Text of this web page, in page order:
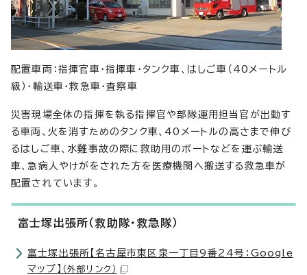
配置車両：指揮官車・指揮車・タンク車、はしご車（40メートル
級）・輸送車・救急車・査察車
災害現場全体の指揮を執る指揮官や部隊運用担当官が出動す
る車両、火を消すためのタンク車、40メートルの高さまで伸び
るはしご車、水難事故の際に救助用のボートなどを運ぶ輸送
車、急病人やけがをされた方を医療機関へ搬送する救急車が
配置されています。
富士塚出張所（救助隊・救急隊）
富士塚出張所【名古屋市東区泉一丁目9番24号：Google
マップ】 （外部リンク）